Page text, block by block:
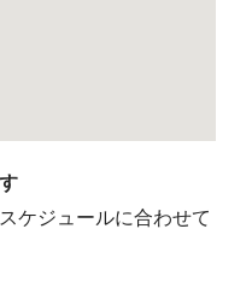
ケジュールに合わせて